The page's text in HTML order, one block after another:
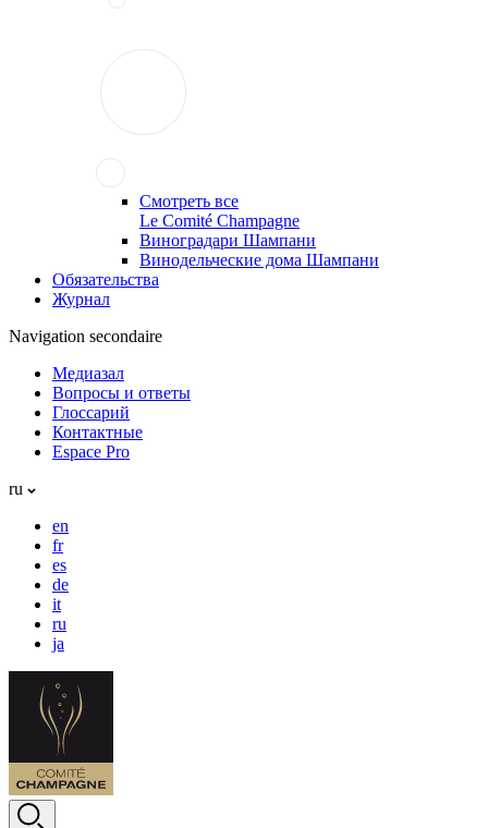
Смотреть все
Le Comité Champagne
Виноградари Шампани
Винодельческие дома Шампани
Обязательства
Журнал
Navigation secondaire
Медиазал
Вопросы и ответы
Глоссарий
Контактные
Espace Pro
ru
en
fr
es
de
it
ru
ja